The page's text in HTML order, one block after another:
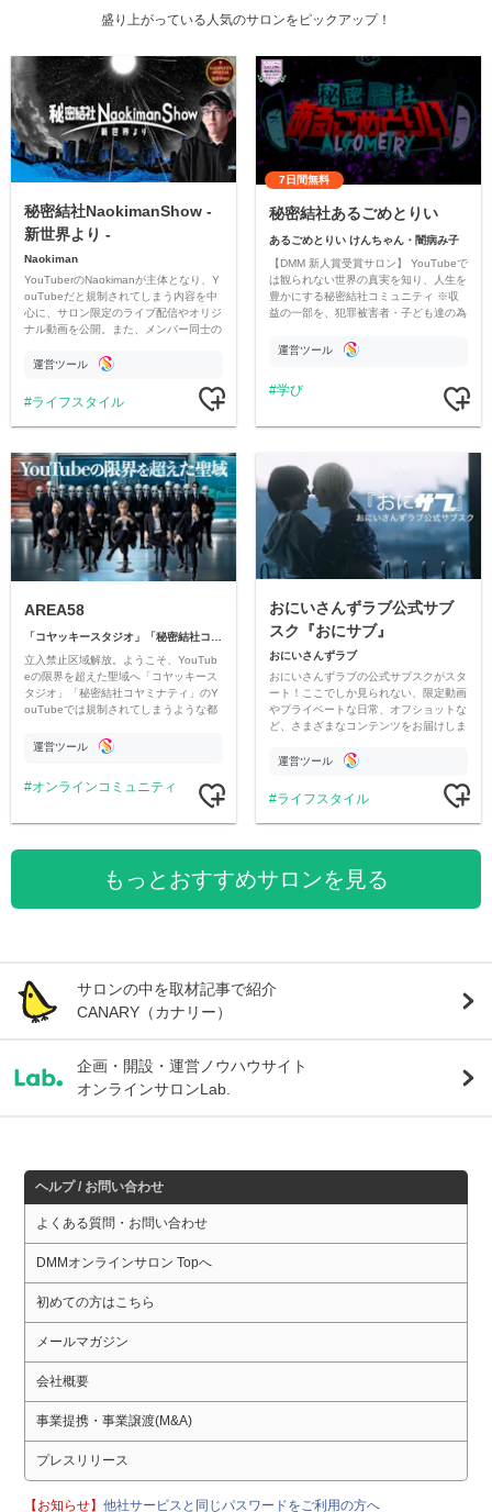
盛り上がっている人気のサロンをピックアップ！
秘密結社NaokimanShow -
新世界より -
Naokiman
YouTuberのNaokimanが主体となり、Y
ouTubeだと規制されてしまう内容を中
心に、サロン限定のライブ配信やオリジ
ナル動画を公開。また、メンバー同士の
ただいています。
運営ツール
ライフスタイル
7日間無料
秘密結社あるごめとりい
あるごめとりい けんちゃん・闇病み子
【DMM 新人賞受賞サロン】 YouTubeで
は観られない世界の真実を知り、人生を
豊かにする秘密結社コミュニティ ※収
益の一部を、犯罪被害者・子ども達の為
す運営ツール
学び
AREA58
立入禁止区域解放。ようこそ、YouTub
eの限界を超えた聖域へ「コヤッキース
タジオ」「秘密結社コヤミナティ」のY
ouTubeでは規制されてしまうような都
公開。
運営ツール
オンラインコミュニティ
おにいさんずラブ公式サブ
スク『おにサブ』
おにいさんずラブ
おにいさんずラブの公式サブスクがスタ
ート！ここでしか見られない、限定動画
やプライベートな日常、オフショットな
ど、さまざまなコンテンツをお届けしま
運営ツール
ライフスタイル
もっとおすすめサロンを見る
サロンの中を取材記事で紹介
CANARY（カナリー）
企画・開設・運営ノウハウサイト
オンラインサロンLab.
ヘルプ / お問い合わせ
よくある質問・お問い合わせ
DMMオンラインサロン Topへ
初めての方はこちら
メールマガジン
会社概要
事業提携・事業譲渡(M&A)
プレスリリース
【お知らせ】他社サービスと同じパスワードをご利用の方へ